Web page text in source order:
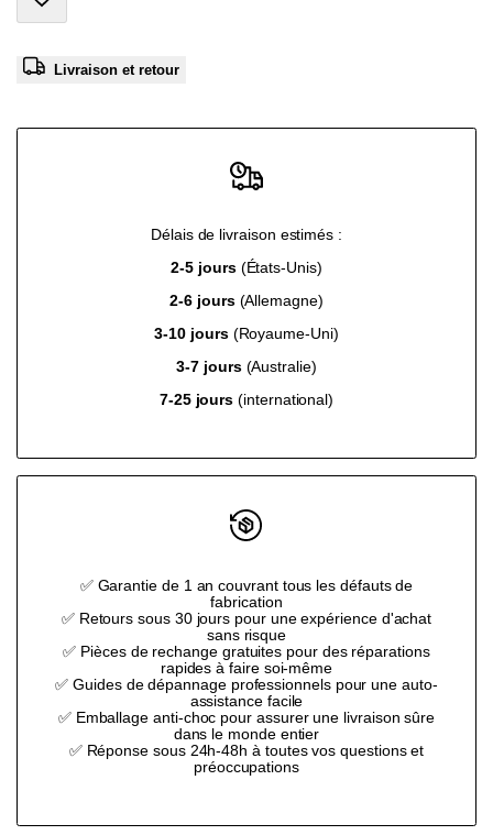
Ajouter
à Livraison et retour
Délais de livraison estimés :
2-5 jours(États-Unis)
2-6 jours(Allemagne)
3-10 jours(Royaume-Uni)
3-7 jours(Australie)
7-25 jours (international)
✅ Garantie de 1 an couvrant tous les défauts de
fabrication
✅ Retours sous 30 jours pour une expérience d'achat
sans risque
✅ Pièces de rechange gratuites pour des réparations
rapides à faire soi-même
✅ Guides de dépannage professionnels pour une auto-
assistance facile
✅ Emballage anti-choc pour assurer une livraison sûre
dans le monde entier
✅ Réponse sous 24h-48h à toutes vos questions et
préoccupations